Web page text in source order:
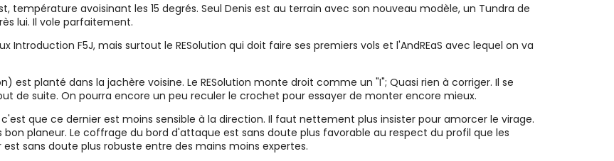
température avoisinant les 15 degrés. Seul Denis est au terrain avec son nouveau modèle, un Tundra de
lui. Il vole parfaitement.
Introduction F5J, mais surtout le RESolution qui doit faire ses premiers vols et l'AndREaS avec lequel on va
est planté dans la jachère voisine. Le RESolution monte droit comme un "I"; Quasi rien à corriger. Il se
de suite. On pourra encore un peu reculer le crochet pour essayer de monter encore mieux.
que ce dernier est moins sensible à la direction. Il faut nettement plus insister pour amorcer le virage.
bon planeur. Le coffrage du bord d'attaque est sans doute plus favorable au respect du profil que les
est sans doute plus robuste entre des mains moins expertes.